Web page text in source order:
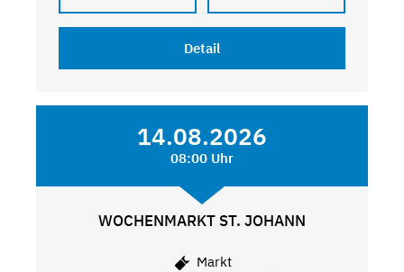
Detail
14.08.2026
08:00 Uhr
WOCHENMARKT ST. JOHANN
Markt